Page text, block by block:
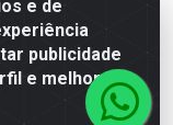
e de
publicidade
e melhorar a
Jardim das
75070-415 -